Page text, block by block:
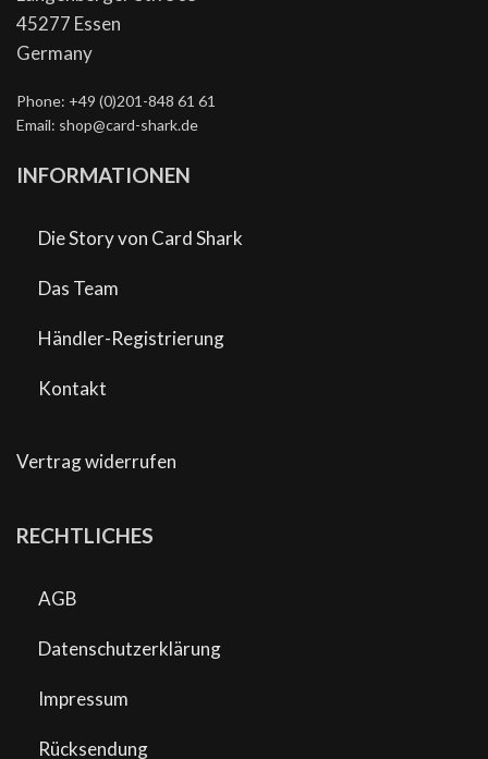
45277 Essen
Germany
Phone: +49 (0)201-848 61 61
Email: shop@card-shark.de
INFORMATIONEN
Die Story von Card Shark
Das Team
Händler-Registrierung
Kontakt
Vertrag widerrufen
RECHTLICHES
AGB
Datenschutzerklärung
Impressum
Rücksendung